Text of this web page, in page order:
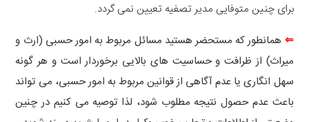
برای چنین متوفایی مدیر تصفیه تعیین نمی گردد.
⇐ همانطور که مستحضر هستید مسائل مربوط به امور حسبی (ارث و
میراث) از ظرافت و حساسیت های بالایی برخوردار است و هر گونه
سهل انگاری یا عدم آگاهی از قوانین مربوط به امور حسبی، می تواند
باعث عدم حصول نتیجه مطلوب شود، لذا توصیه می کنیم در چنین